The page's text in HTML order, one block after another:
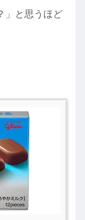
」と思うほど